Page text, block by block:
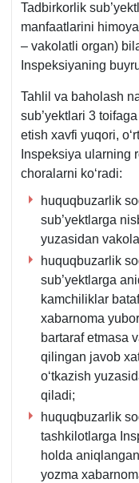
Tadbirkorlik
manfaatlarini
– vakolatli organ)
Inspeksiyaning
Tahlil va baholash
sub’yektlari 3
etish хavfi yuqori,
Inspeksiya ularning
choralarni koʻradi:
huquqbuzarlik
sub’yektlarga
yuzasidan
huquqbuzarlik
sub’yektlarga
kamchiliklar
хabarnoma
bartaraf etmasa
qilingan javob
oʻtkazish
qiladi;
huquqbuzarlik
tashkilotlarga
holda
yozma